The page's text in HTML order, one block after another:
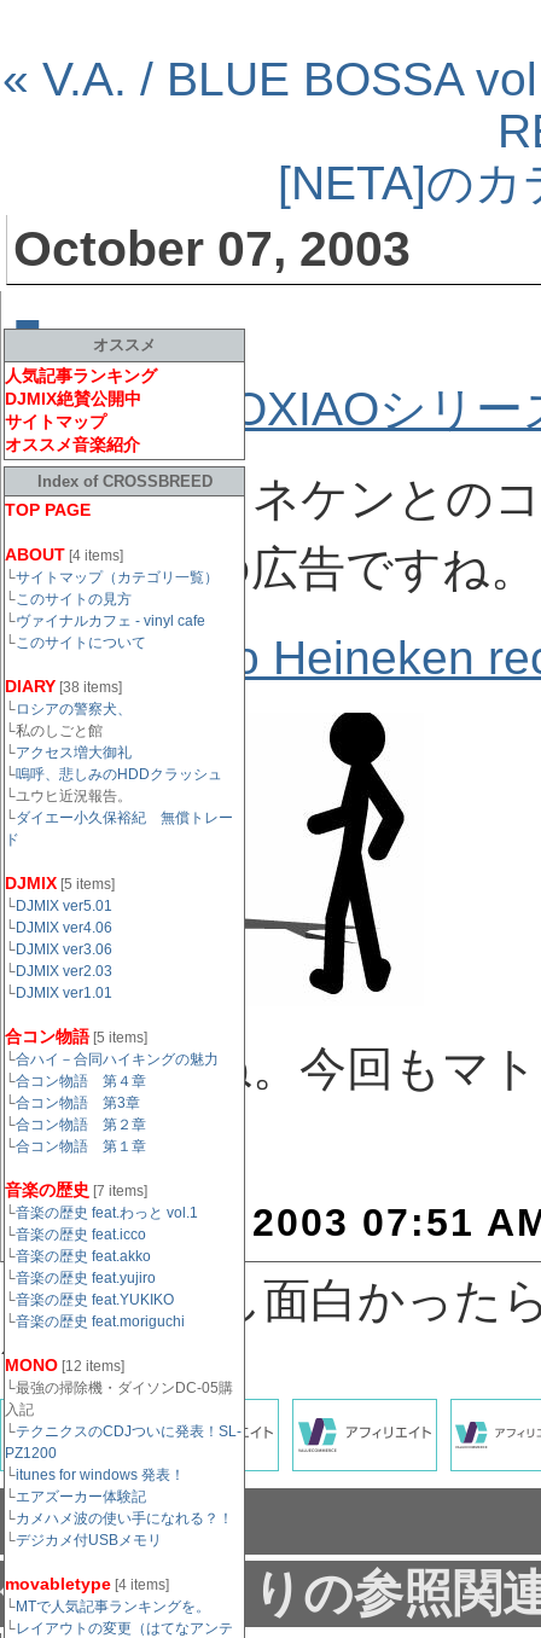
オススメ
人気記事ランキング
DJMIX絶賛公開中
サイトマップ
オススメ音楽紹介
Index of CROSSBREED
TOP PAGE
ABOUT [4 items]
└サイトマップ（カテゴリ一覧）
└このサイトの見方
└ヴァイナルカフェ - vinyl cafe
└このサイトについて
DIARY [38 items]
└ロシアの警察犬、
└私のしごと館
└アクセス増大御礼
└嗚呼、悲しみのHDDクラッシュ
└ユウヒ近況報告。
└ダイエー小久保裕紀 無償トレー
ド
DJMIX [5 items]
└DJMIX ver5.01
└DJMIX ver4.06
└DJMIX ver3.06
└DJMIX ver2.03
└DJMIX ver1.01
合コン物語 [5 items]
└合ハイ－合同ハイキングの魅力
└合コン物語 第４章
└合コン物語 第3章
└合コン物語 第２章
└合コン物語 第１章
音楽の歴史 [7 items]
└音楽の歴史 feat.わっと vol.1
└音楽の歴史 feat.icco
└音楽の歴史 feat.akko
└音楽の歴史 feat.yujiro
└音楽の歴史 feat.YUKIKO
└音楽の歴史 feat.moriguchi
MONO [12 items]
└最強の掃除機・ダイソンDC-05購
入記
└テクニクスのCDJついに発表！SL-
PZ1200
└itunes for windows 発表！
└エアズーカー体験記
└カメハメ波の使い手になれる？！
└デジカメ付USBメモリ
movabletype [4 items]
└MTで人気記事ランキングを。
└レイアウトの変更（はてなアンテ
« V.A. / BLUE BOSSA
[NETA]の
October 07, 2003
■XIAOXIAOシリーズ
大人気
XIAOXIAOシリー
今回はハイネケンとの
す。新手の広告ですね。
■ Xiao Xiao Heineken
抜群ですね。今回もマ
うです。
October 7, 2003 07:51
↓記事がもし面白かった
´д⊂）
コメント
他サイトよりの参照関